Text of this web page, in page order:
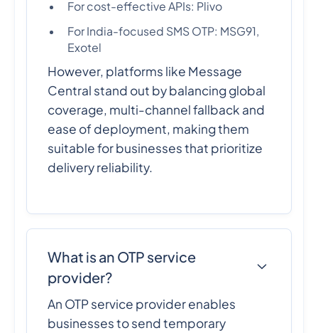
For cost-effective APIs: Plivo
For India-focused SMS OTP: MSG91,
Exotel
However, platforms like Message
Central stand out by balancing global
coverage, multi-channel fallback and
ease of deployment, making them
suitable for businesses that prioritize
delivery reliability.
What is an OTP service
provider?
An OTP service provider enables
businesses to send temporary